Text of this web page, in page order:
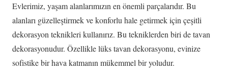
Evlerimiz, yaşam alanlarımızın en önemli parçalarıdır. Bu
alanları güzelleştirmek ve konforlu hale getirmek için çeşitli
dekorasyon teknikleri kullanırız. Bu tekniklerden biri de tavan
dekorasyonudur. Özellikle lüks tavan dekorasyonu, evinize
sofistike bir hava katmanın mükemmel bir yoludur.